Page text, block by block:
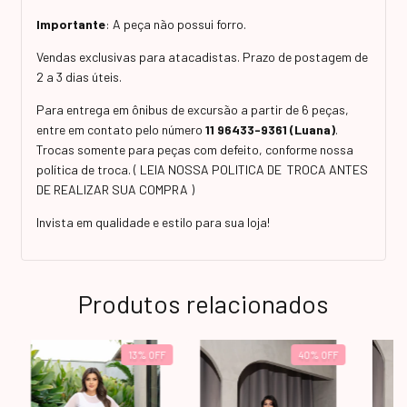
Importante: A peça não possui forro.
Vendas exclusivas para atacadistas. Prazo de postagem de
2 a 3 dias úteis.
Para entrega em ônibus de excursão a partir de 6 peças,
entre em contato pelo número 11 96433-9361 (Luana).
Trocas somente para peças com defeito, conforme nossa
política de troca. ( LEIA NOSSA POLITICA DE TROCA ANTES
DE REALIZAR SUA COMPRA )
Invista em qualidade e estilo para sua loja!
Produtos relacionados
13% OFF 40% OFF